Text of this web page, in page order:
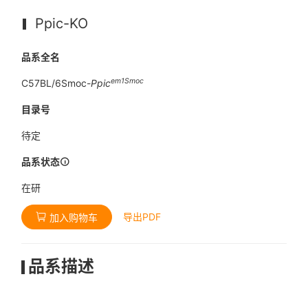
Ppic-KO
品系全名
C57BL/6Smoc-Ppicem1Smoc
目录号
待定
品系状态
在研
加入购物车 导出PDF
品系描述